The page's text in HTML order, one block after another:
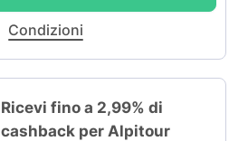
Condizioni
Ricevi fino a 2,99% di
cashback per Alpitour